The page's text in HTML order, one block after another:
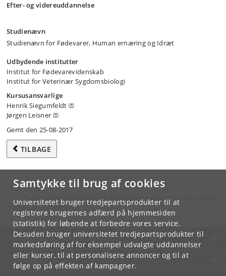
Samtykke til brug af cookies
Universitetet bruger tredjepartsprodukter til at
registrere brugernes adfærd på hjemmesiden
(statistik) for løbende at forbedre vores service.
Desuden bruger universitetet tredjepartsprodukter til
markedsføring af for eksempel udvalgte uddannelser
eller kurser, til at personalisere annoncer og til at
følge op på effekten af kampagner.
Efter- og videreuddannelse
Studienævn
Studienævn for Fødevarer, Human ernæring og Idræt
Udbydende institutter
Institut for Fødevarevidenskab
Institut for Veterinær Sygdomsbiologi
Kursusansvarlige
Henrik Siegumfeldt
Jørgen Leisner
Gemt den 25-08-2017
TILBAGE
Hvis du har spørgsmål til kurset, skal du henvende dig til din lokale
studieadministration.
KØBENHAVNS UNIVERSITET
KONTAKT